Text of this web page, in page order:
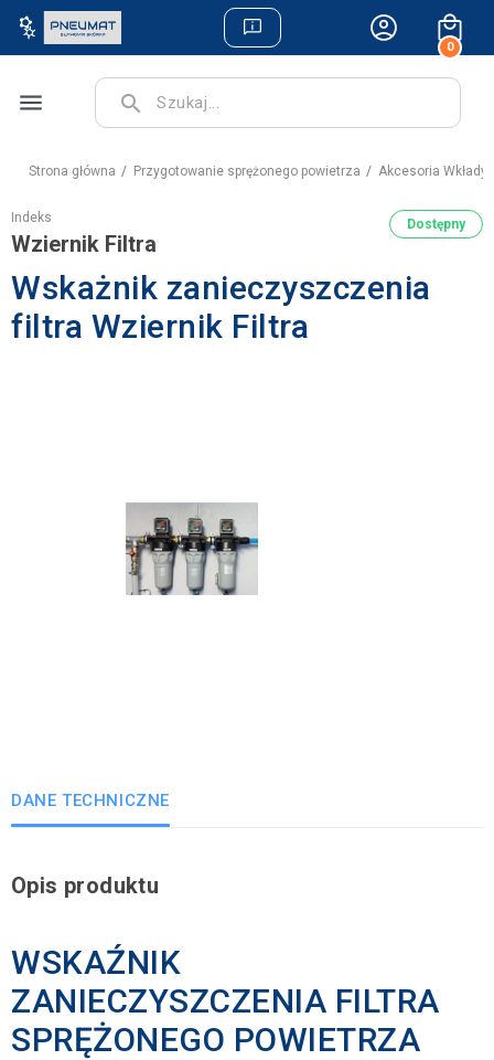
0
menu search
Strona główna Przygotowanie sprężonego powietrza Akcesoria
Indeks
Wziernik Filtra
Dostępny
Wskażnik zanieczyszczenia
filtra Wziernik Filtra
DANE TECHNICZNE
Opis produktu
WSKAŹNIK
ZANIECZYSZCZENIA FILTRA
SPRĘŻONEGO POWIETRZA